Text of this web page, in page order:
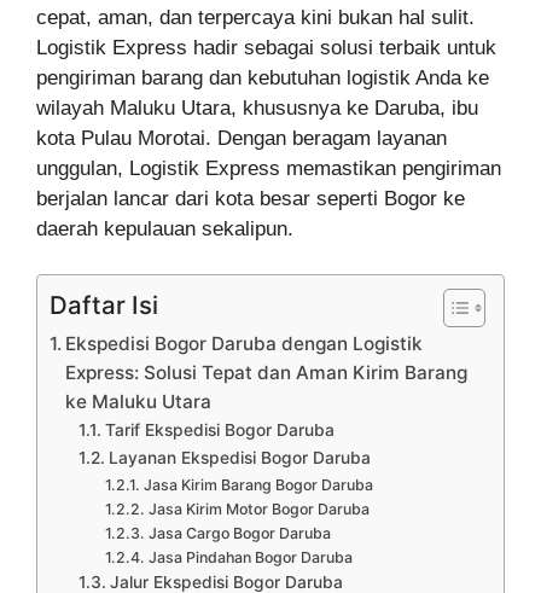
cepat, aman, dan terpercaya kini bukan hal sulit.
Logistik Express hadir sebagai solusi terbaik untuk
pengiriman barang dan kebutuhan logistik Anda ke
wilayah Maluku Utara, khususnya ke Daruba, ibu
kota Pulau Morotai. Dengan beragam layanan
unggulan, Logistik Express memastikan pengiriman
berjalan lancar dari kota besar seperti Bogor ke
daerah kepulauan sekalipun.
Daftar Isi
Ekspedisi Bogor Daruba dengan Logistik
Express: Solusi Tepat dan Aman Kirim Barang
ke Maluku Utara
Tarif Ekspedisi Bogor Daruba
Layanan Ekspedisi Bogor Daruba
Jasa Kirim Barang Bogor Daruba
Jasa Kirim Motor Bogor Daruba
Jasa Cargo Bogor Daruba
Jasa Pindahan Bogor Daruba
Jalur Ekspedisi Bogor Daruba